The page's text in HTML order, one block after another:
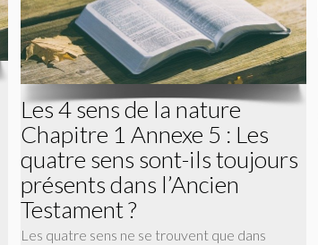
Les 4 sens de la nature
Chapitre 1 Annexe 5 : Les
quatre sens sont-ils toujours
présents dans l’Ancien
Testament ?
Les quatre sens ne se trouvent que dans